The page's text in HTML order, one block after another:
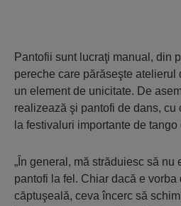
Pantofii sunt lucraţi manual, din
pereche care părăseşte atelierul
un element de unicitate. De
realizează şi pantofi de dans, cu
la festivaluri importante de
„În general, mă străduiesc să nu
pantofi la fel. Chiar dacă e vorba
căptuşeală, ceva încerc să